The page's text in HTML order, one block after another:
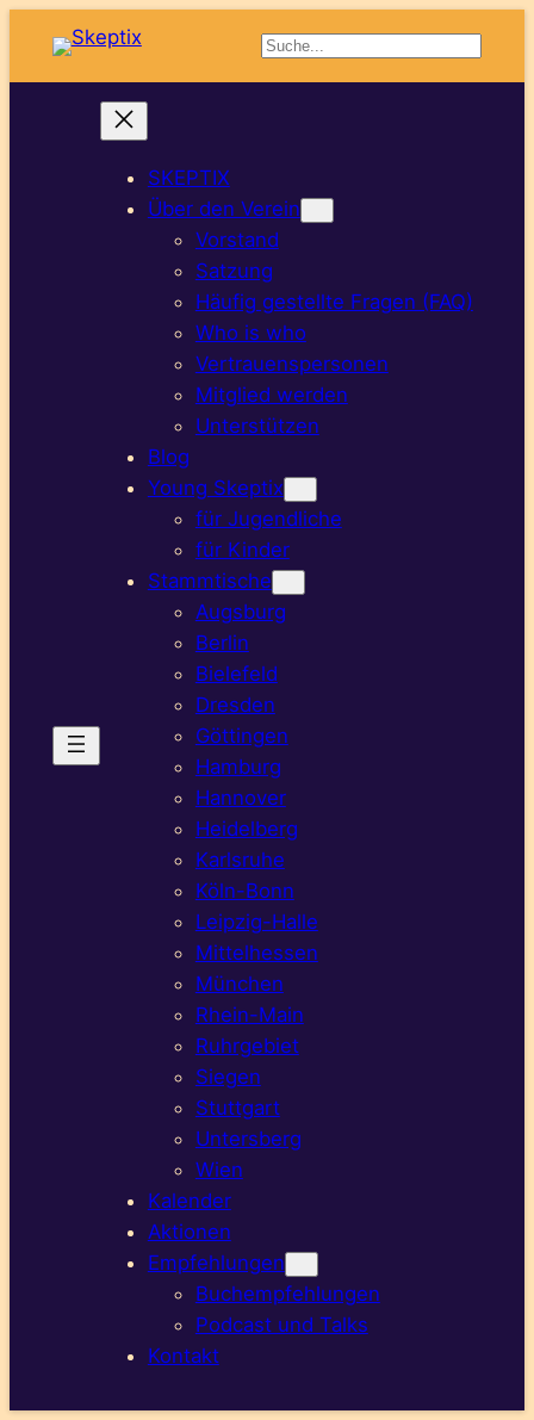
Inhalt
springen
Suchen
SKEPTIX
Über den Verein
Vorstand
Satzung
Häufig gestellte Fragen (FAQ)
Who is who
Vertrauenspersonen
Mitglied werden
Unterstützen
Blog
Young Skeptix
für Jugendliche
für Kinder
Stammtische
Augsburg
Berlin
Bielefeld
Dresden
Göttingen
Hamburg
Hannover
Heidelberg
Karlsruhe
Köln-Bonn
Leipzig-Halle
Mittelhessen
München
Rhein-Main
Ruhrgebiet
Siegen
Stuttgart
Untersberg
Wien
Kalender
Aktionen
Empfehlungen
Buchempfehlungen
Podcast und Talks
Kontakt